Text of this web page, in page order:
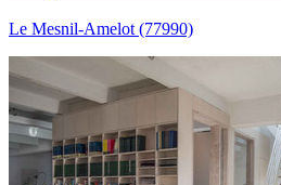
Le Mesnil-Amelot(77990)